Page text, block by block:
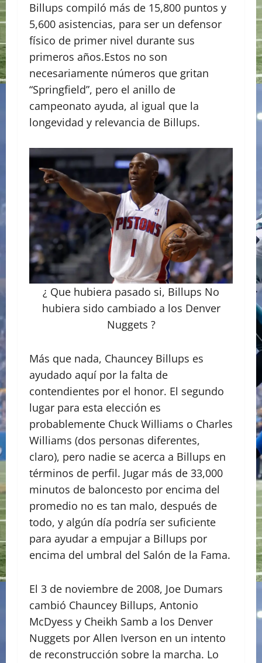
Billups compiló más de 15,800 puntos y
5,600 asistencias, para ser un defensor
físico de primer nivel durante sus
primeros años.Estos no son
necesariamente números que gritan
“Springfield”, pero el anillo de
campeonato ayuda, al igual que la
longevidad y relevancia de Billups.
¿ Que hubiera pasado si, Billups No
hubiera sido cambiado a los Denver
Nuggets ?
Más que nada, Chauncey Billups es
ayudado aquí por la falta de
contendientes por el honor. El segundo
lugar para esta elección es
probablemente Chuck Williams o Charles
Williams (dos personas diferentes,
claro), pero nadie se acerca a Billups en
términos de perfil. Jugar más de 33,000
minutos de baloncesto por encima del
promedio no es tan malo, después de
todo, y algún día podría ser suficiente
para ayudar a empujar a Billups por
encima del umbral del Salón de la Fama.
El 3 de noviembre de 2008, Joe Dumars
cambió Chauncey Billups, Antonio
McDyess y Cheikh Samb a los Denver
Nuggets por Allen Iverson en un intento
de reconstrucción sobre la marcha. Lo